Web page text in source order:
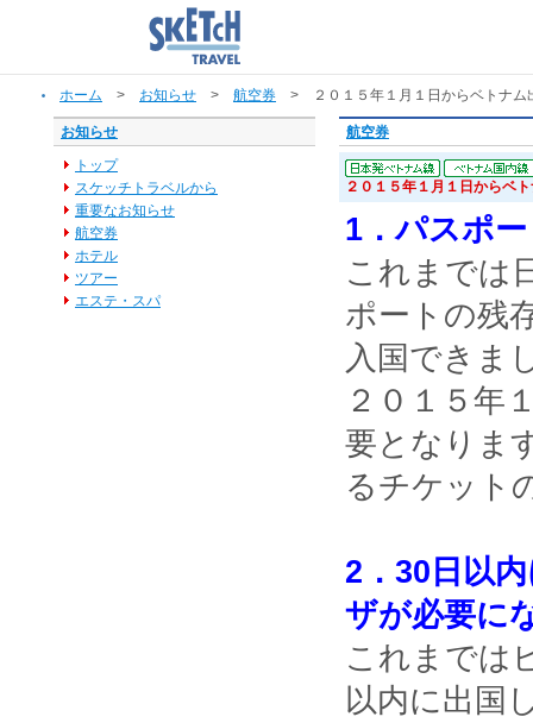
ホーム > お知らせ > 航空券 > ２０１５年１月１日からベトナム
お知らせ
トップ
スケッチトラベルから
重要なお知らせ
航空券
ホテル
ツアー
エステ・スパ
航空券
２０１５年１月１日からベ
1．パスポ
これまでは
ポートの残
入国できま
２０１５年
要となりま
るチケット
2．30日以
ザが必要に
これまでは
以内に出国